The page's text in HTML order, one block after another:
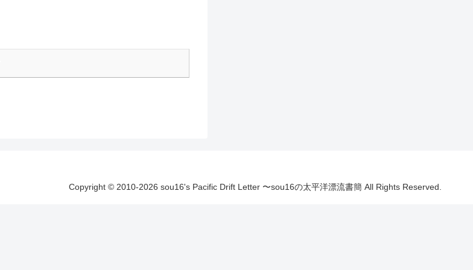
Copyright © 2010-2026 sou16's Pacific Drift Letter 〜sou16の太平洋漂流書簡 All Rights Reserved.